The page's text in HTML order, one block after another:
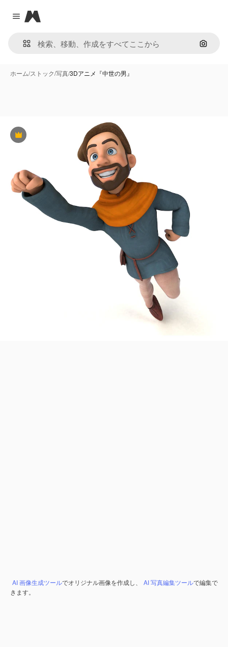
Close menu
Magnific
画像で
ホーム/ストック/写真/3Dアニメ『中世の男』
Premium
AI 画像生成ツールでオリジナル画像を作成し、 AI 写真編集ツールで編集で
きます。